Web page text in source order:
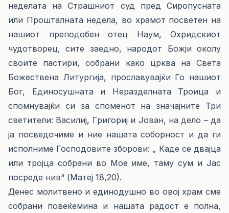
неделата на Страшниот суд пред Сиропусната
или Прошталната недела, во храмот посветен на
нашиот преподобен отец Наум, Охридскиот
чудотворец, сите заедно, народот Божји околу
своите пастири, собрани како црква на Света
Божествена Литургија, прославувајќи Го нашиот
Бог, Единосушната и Неразделната Троица и
спомнувајќи си за споменот на значајните Три
светители: Василиј, Григориј и Јован, на дело – да
ја посведочиме и ние нашата соборност и да ги
исполниме Господовите зборови: „ Каде се двајца
или тројца собрани во Мое име, таму сум и Јас
посреде нив“ (Матеј 18,20).
Денес молитвено и единодушно во овој храм сме
собрани повеќемина и нашата радост е полна,